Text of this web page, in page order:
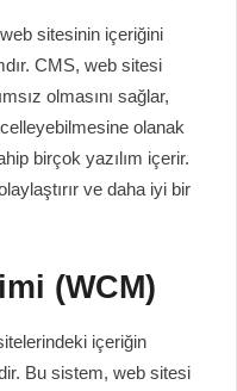
sitesinin içeriğini
CMS, web sitesi
olmasını sağlar,
olanak
birçok yazılım içerir.
ve daha iyi bir
(WCM)
içeriğin
Bu sistem, web sitesi